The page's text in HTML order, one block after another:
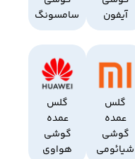
آیفون
سامسونگ
گلس
عمده
گوشی
شیائومی
گلس
عمده
گوشی
هواوی